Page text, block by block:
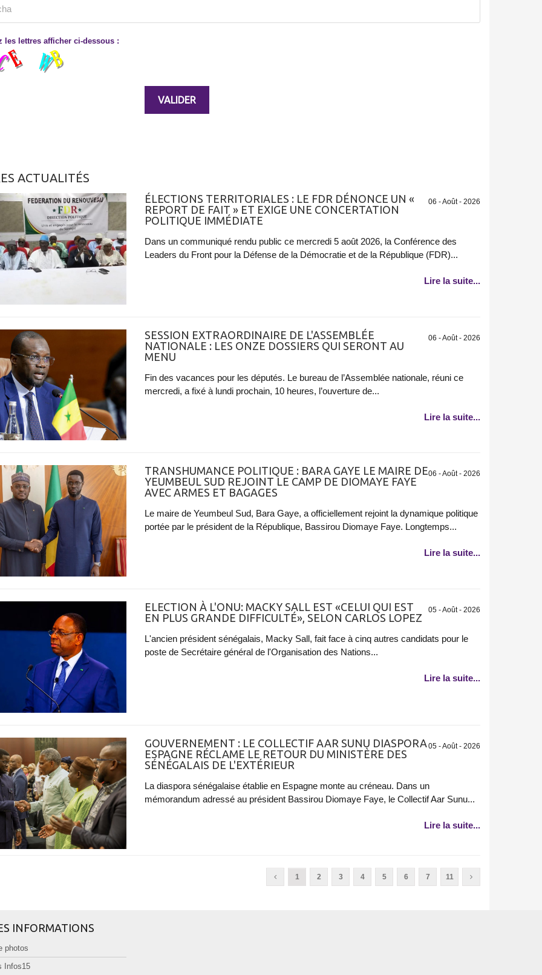
les lettres afficher ci-dessous :
ACTUALITÉS
06 - Août - 2026
ÉLECTIONS TERRITORIALES : LE FDR DÉNONCE UN «
REPORT DE FAIT » ET EXIGE UNE CONCERTATION
POLITIQUE IMMÉDIATE
Dans un communiqué rendu public ce mercredi 5 août 2026, la Conférence des
Leaders du Front pour la Défense de la Démocratie et de la République (FDR)...
Lire la suite...
06 - Août - 2026
SESSION EXTRAORDINAIRE DE L'ASSEMBLÉE
NATIONALE : LES ONZE DOSSIERS QUI SERONT AU
MENU
Fin des vacances pour les députés. Le bureau de l’Assemblée nationale, réuni ce
mercredi, a fixé à lundi prochain, 10 heures, l’ouverture de...
Lire la suite...
06 - Août - 2026
TRANSHUMANCE POLITIQUE : BARA GAYE LE MAIRE DE
YEUMBEUL SUD REJOINT LE CAMP DE DIOMAYE FAYE
AVEC ARMES ET BAGAGES
Le maire de Yeumbeul Sud, Bara Gaye, a officiellement rejoint la dynamique politique
portée par le président de la République, Bassirou Diomaye Faye. Longtemps...
Lire la suite...
05 - Août - 2026
ELECTION À L'ONU: MACKY SALL EST «CELUI QUI EST
EN PLUS GRANDE DIFFICULTÉ», SELON CARLOS LOPEZ
L'ancien président sénégalais, Macky Sall, fait face à cinq autres candidats pour le
poste de Secrétaire général de l'Organisation des Nations...
Lire la suite...
05 - Août - 2026
GOUVERNEMENT : LE COLLECTIF AAR SUNU DIASPORA
ESPAGNE RÉCLAME LE RETOUR DU MINISTÈRE DES
SÉNÉGALAIS DE L'EXTÉRIEUR
La diaspora sénégalaise établie en Espagne monte au créneau. Dans un
mémorandum adressé au président Bassirou Diomaye Faye, le Collectif Aar Sunu...
Lire la suite...
1 2 3 4 5 6 7 11
INFORMATIONS
photos
Infos15